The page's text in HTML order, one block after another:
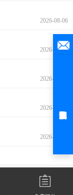
2026-08-06
2026-08-06
2026-08-06
2026-08-06
2026-08-06